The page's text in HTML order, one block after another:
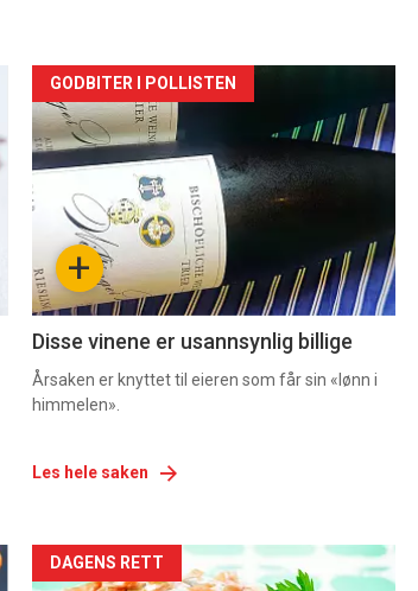
Forsiden
akkurat
nå
2 +
GODBITER I POLLISTEN
Disse vinene er usannsynlig billige
Årsaken er knyttet til eieren som får sin «lønn i
himmelen».
Les hele saken
Forsiden
DAGENS RETT